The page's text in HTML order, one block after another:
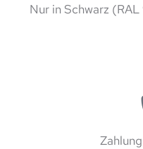
Nur in Schwarz
Zahlung